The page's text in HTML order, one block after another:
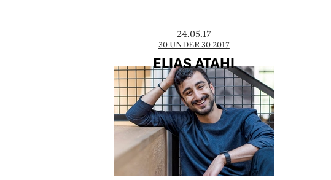
24.05.17
30 UNDER 30 2017
ELIAS ATAHI